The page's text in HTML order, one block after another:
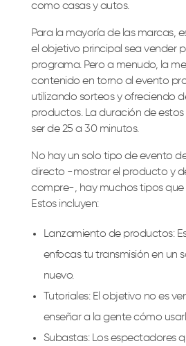
como casas y autos.
Para la mayoría de las marcas,
el objetivo principal sea vender
programa. Pero a menudo, la
contenido en torno al evento
utilizando sorteos y ofreciendo
productos. La duración de
ser de 25 a 30 minutos.
No hay un solo tipo de evento
directo -mostrar el producto y
compre-, hay muchos tipos que
Estos incluyen:
Lanzamiento de productos:
enfocas tu transmisión en un
nuevo.
Tutoriales: El objetivo no es
enseñar a la gente cómo
Subastas: Los espectadores